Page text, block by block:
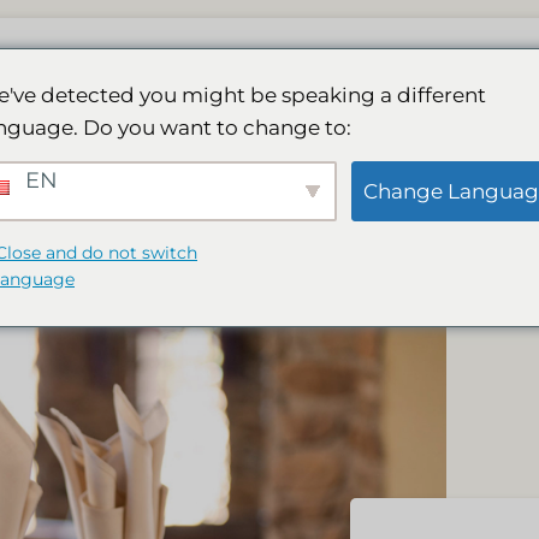
Uluslararası
detected you might be speaking a different
Do you want to change to:
EN Change
and do not switch